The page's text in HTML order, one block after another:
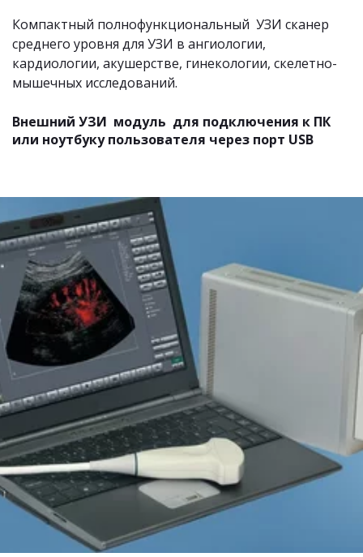
Компактный полнофункциональный  УЗИ сканер
среднего уровня для УЗИ в ангиологии,
кардиологии, акушерстве, гинекологии, скелетно-
мышечных исследований.
Внешний УЗИ  модуль  для подключения к ПК
или ноутбуку пользователя через порт USB